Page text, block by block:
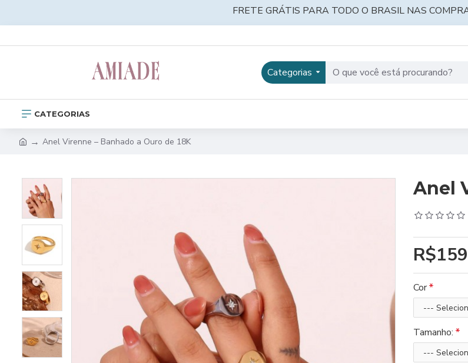
FRETE GRÁTIS PARA TODO O BRASIL NAS
Categorias
CATEGORIAS
Anel Virenne – Banhado a Ouro de 18K
Anel
Cor
Tamanho: